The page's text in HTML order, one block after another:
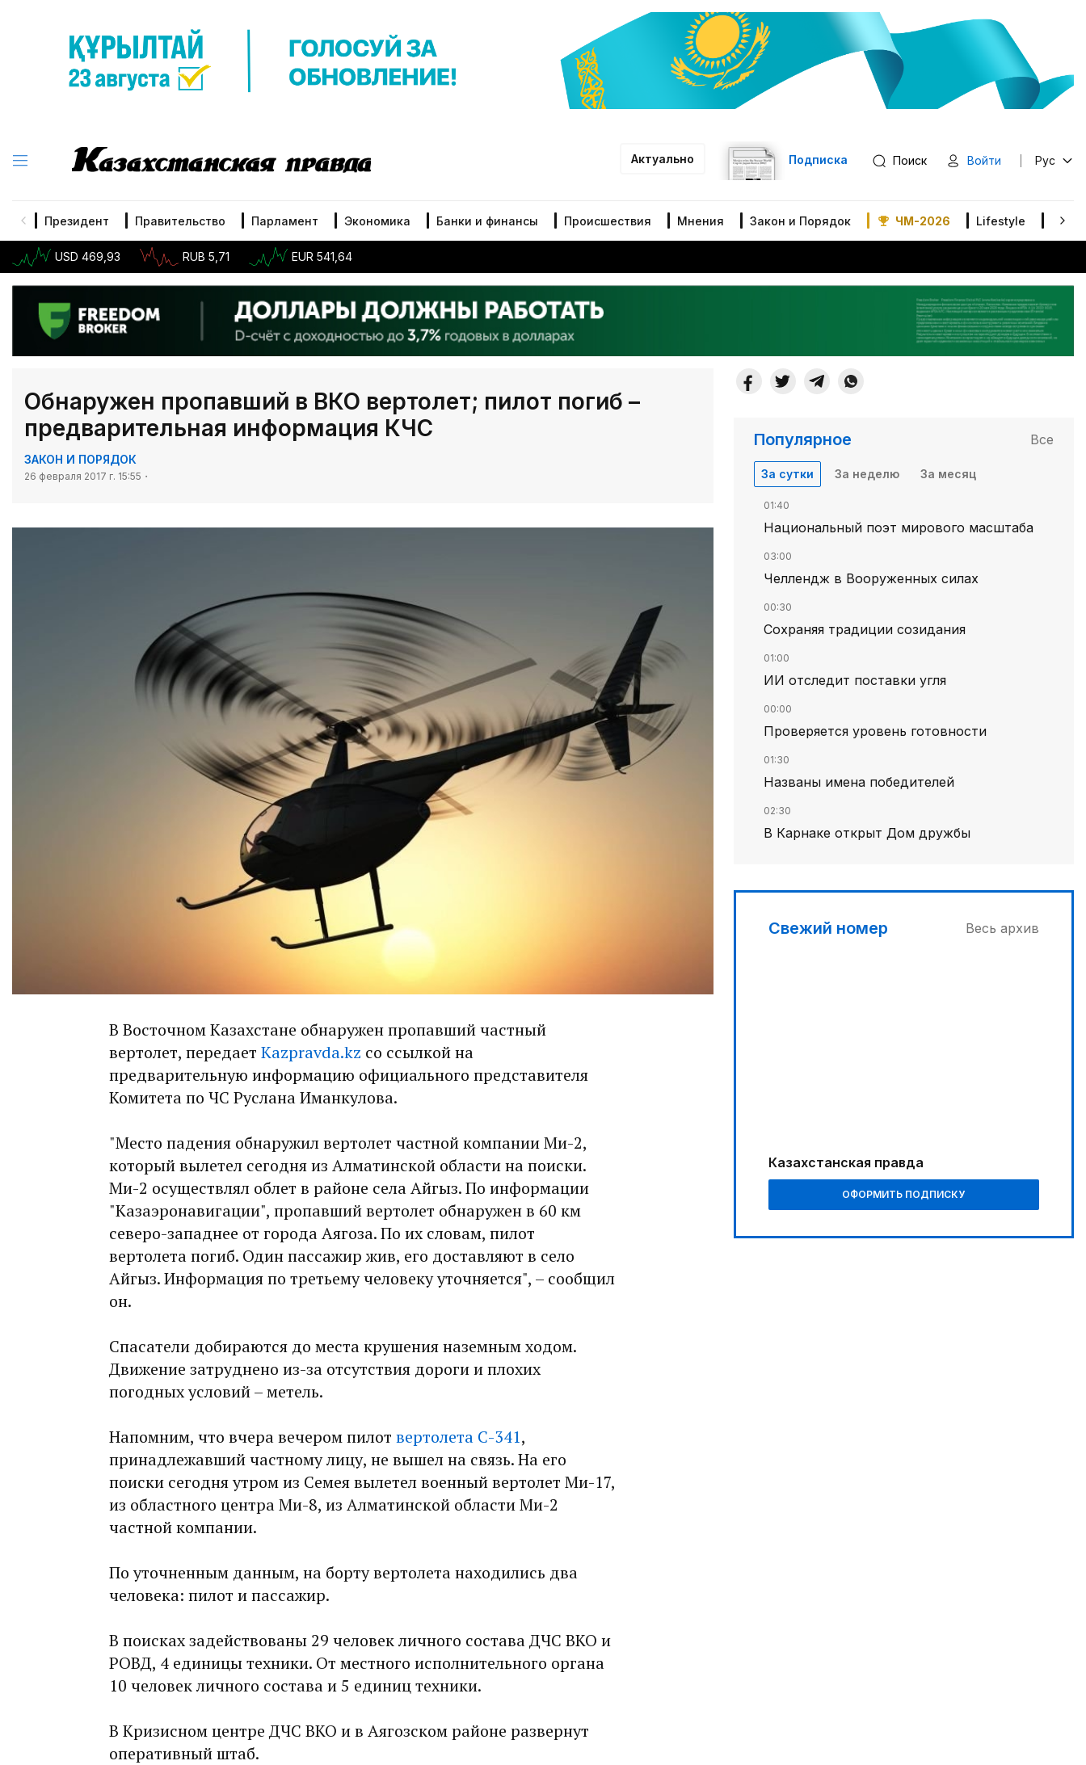
Актуально Подписка Поиск Войти Рус
Президент Правительство Парламент Экономика Банки и финансы Происшествия Мнения Закон и Порядок ЧМ-2026 Lifestyle В
USD 469,93 RUB 5,71 EUR 541,64
Обнаружен пропавший в ВКО вертолет; пилот погиб –
предварительная информация КЧС
ЗАКОН И ПОРЯДОК
26 февраля 2017 г. 15:55
В Восточном Казахстане обнаружен пропавший частный
вертолет, передает Kazpravda.kz со ссылкой на
предварительную информацию официального представителя
Комитета по ЧС Руслана Иманкулова.
"Место падения обнаружил вертолет частной компании Ми-2,
который вылетел сегодня из Алматинской области на поиски.
Ми-2 осуществлял облет в районе села Айгыз. По информации
"Казаэронавигации", пропавший вертолет обнаружен в 60 км
северо-западнее от города Аягоза. По их словам, пилот
вертолета погиб. Один пассажир жив, его доставляют в село
Айгыз. Информация по третьему человеку уточняется", – сообщил
он.
Спасатели добираются до места крушения наземным ходом.
Движение затруднено из-за отсутствия дороги и плохих
погодных условий – метель.
Напомним, что вчера вечером пилот вертолета С-341,
принадлежавший частному лицу, не вышел на связь. На его
поиски сегодня утром из Семея вылетел военный вертолет Ми-17,
из областного центра Ми-8, из Алматинской области Ми-2
частной компании.
По уточненным данным, на борту вертолета находились два
человека: пилот и пассажир.
В поисках задействованы 29 человек личного состава ДЧС ВКО и
РОВД, 4 единицы техники. От местного исполнительного органа
10 человек личного состава и 5 единиц техники.
В Кризисном центре ДЧС ВКО и в Аягозском районе развернут
оперативный штаб.
Популярное Все
За сутки За неделю За месяц
01:40
Национальный поэт мирового масштаба
03:00
Челлендж в Вооруженных силах
00:30
Сохраняя традиции созидания
01:00
ИИ отследит поставки угля
00:00
Проверяется уровень готовности
01:30
Названы имена победителей
02:30
В Карнаке открыт Дом дружбы
03:30
01:10
Каждый дом как хороший знакомый
Свежий номер Весь архив
Казахстанская правда
ОФОРМИТЬ ПОДПИСКУ